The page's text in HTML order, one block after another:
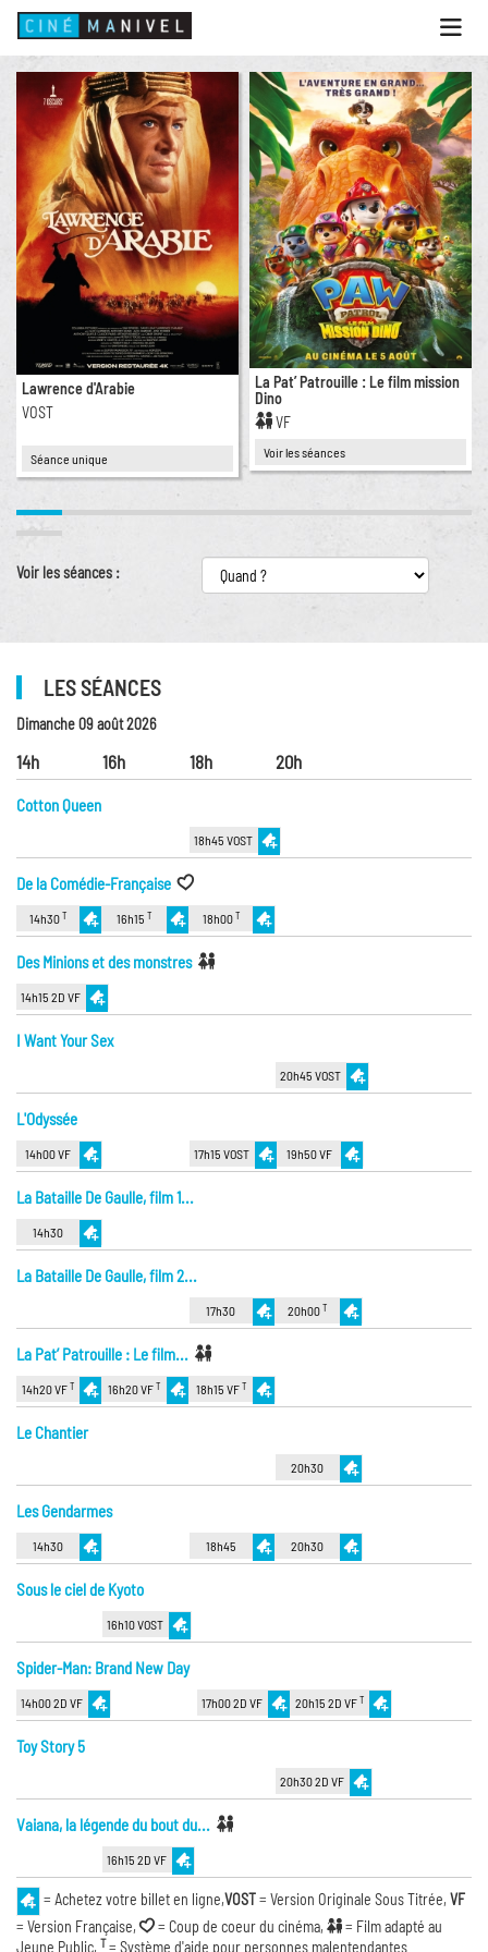
le
menu
ACCUEIL
PROGRAMME
ANIMATIONS
CINÉ CAFÉ | RESTAURANT
PRESTATIONS
INFOS PRATIQUES
Lawrence d'Arabie
VOST
Séance unique
La Pat’ Patrouille : Le film mission
Dino
VF
Voir les séances
Voir les séances :
LES SÉANCES
Dimanche 09 août 2026
14h 16h 18h 20h
Cotton Queen
18h45 VOST
De la Comédie-Française
14h30T 16h15 T 18h00T
Des Minions et des monstres
14h15 2D VF
I Want Your Sex
20h45 VOST
L'Odyssée
14h00 VF 17h15 VOST 19h50 VF
La Bataille De Gaulle, film 1...
14h30
La Bataille De Gaulle, film 2...
17h30 20h00T
La Pat’ Patrouille : Le film...
14h20 VFT 16h20 VFT 18h15 VFT
Le Chantier
20h30
Les Gendarmes
14h30 18h45 20h30
Sous le ciel de Kyoto
16h10 VOST
Spider-Man: Brand New Day
14h00 2D VF 17h00 2D VF 20h15 2D VF T
Toy Story 5
20h30 2D VF
Vaiana, la légende du bout du...
16h15 2D VF
= Achetez votre billet en ligne,VOST= Version Originale Sous Titrée, VF
= Version Française,
= Coup de coeur du cinéma,
= Film adapté au
Jeune Public, T = Système d'aide pour personnes malentendantes